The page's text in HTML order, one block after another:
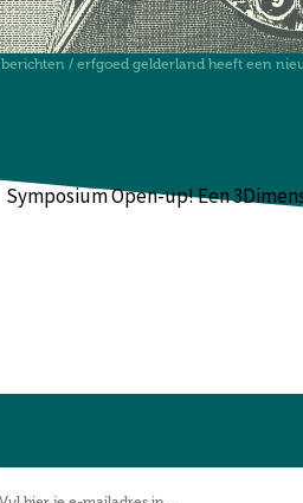
berichten / erfgoed gelderland heeft een
Symposium Open-up! Een